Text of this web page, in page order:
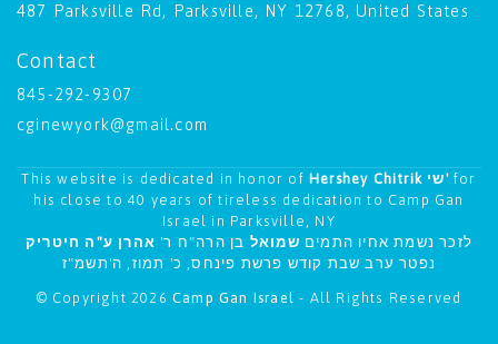
487 Parksville Rd, Parksville, NY 12768, United States
Contact
845-292-9307
cginewyork@gmail.com
This website is dedicated in honor of Hershey Chitrik שי' for
his close to 40 years of tireless dedication to Camp Gan
Israel in Parksville, NY
לזכר נשמת אחיו התמים שמואל בן הרה"ח ר' אהרן ע"ה חיטריק
נפטר ערב שבת קודש פרשת פינחס, כ' תמוז, ה'תשמ"ז
© Copyright 2026 Camp Gan Israel- All Rights Reserved